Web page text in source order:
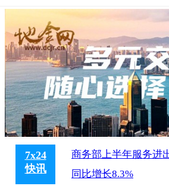
7x24
快讯
商务部上半年服务进
同比增长8.3%